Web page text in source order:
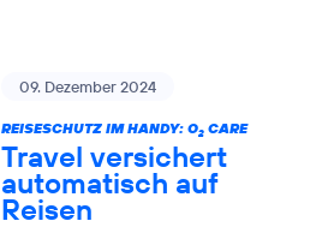
09. Dezember 2024
REISESCHUTZ IM HANDY: O2CARE
Travel versichert
automatisch auf
Reisen